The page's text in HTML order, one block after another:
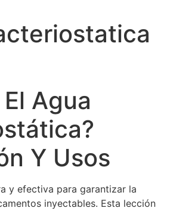
Agua
Y Usos
y efectiva para garantizar la
inyectables. Esta lección